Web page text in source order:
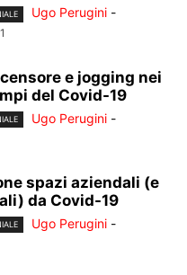
Ugo Perugini -
e jogging nei
del Covid-19
Ugo Perugini -
spazi aziendali (e
da Covid-19
Ugo Perugini -